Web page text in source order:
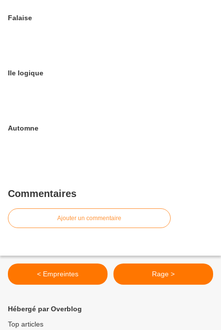
Falaise
Ile logique
Automne
Commentaires
Ajouter un commentaire
< Empreintes Rage >
Hébergé par Overblog
Top articles